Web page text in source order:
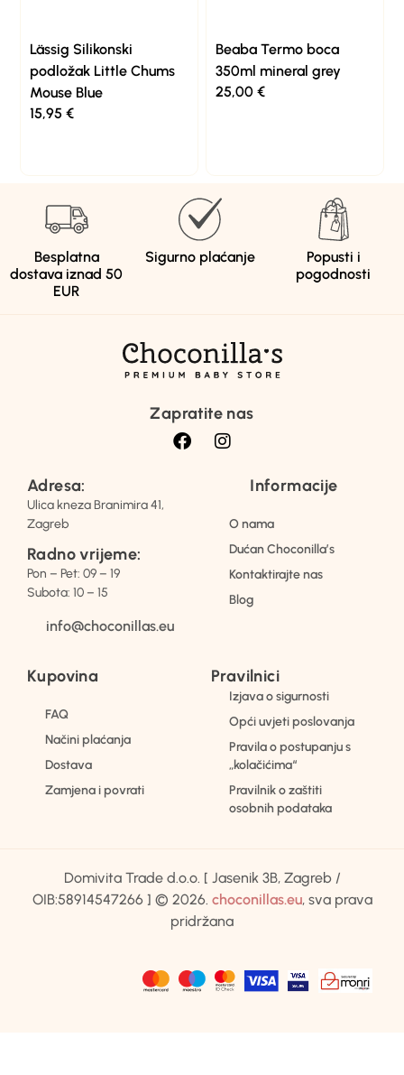
Lässig Silikonski
podložak Little Chums
Mouse Blue
15,95€
Beaba Termo boca
350ml mineral grey
25,00 €
Besplatna
dostava iznad 50
EUR
Sigurno plaćanje
Popusti i
pogodnosti
Zapratite nas
Adresa:
Ulica kneza Branimira 41,
Zagreb
Radno vrijeme:
Pon – Pet: 09 – 19
Subota: 10 – 15
info@choconillas.eu
Informacije
O nama
Dućan Choconilla’s
Kontaktirajte nas
Blog
Kupovina
FAQ
Načini plaćanja
Dostava
Zamjena i povrati
Pravilnici
Izjava o sigurnosti
Opći uvjeti poslovanja
Pravila o postupanju s
„kolačićima“
Pravilnik o zaštiti
osobnih podataka
Domivita Trade d.o.o. [ Jasenik 3B, Zagreb /
OIB:58914547266 ] © 2026. choconillas.eu, sva prava
pridržana